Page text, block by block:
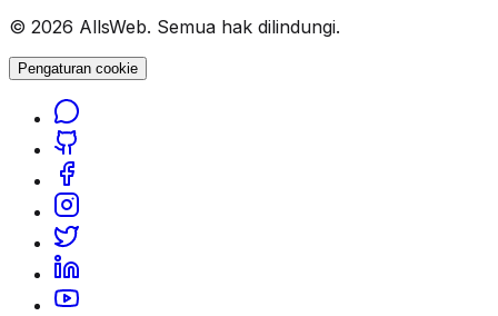
© 2026 AllsWeb. Semua hak dilindungi.
Pengaturan cookie